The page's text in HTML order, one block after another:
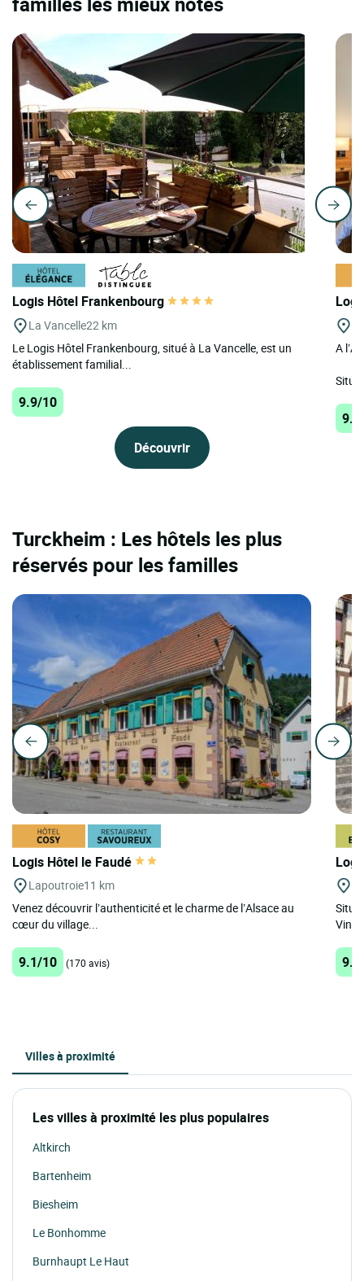
Logis Hôtel Frankenbourg
La Vancelle22 km
Le Logis Hôtel Frankenbourg, situé à La Vancelle, est un
établissement familial...
9.9/10
Découvrir
A
Situé
Turckheim : Les hôtels les plus
réservés pour les familles
Logis Hôtel le Faudé
Lapoutroie11 km
Venez découvrir l’authenticité et le charme de l’Alsace au
cœur du village...
9.1/10 (170 avis)
Situé
Vins
Villes à proximité
Les villes à proximité les plus populaires
Altkirch
Bartenheim
Biesheim
Le Bonhomme
Burnhaupt Le Haut